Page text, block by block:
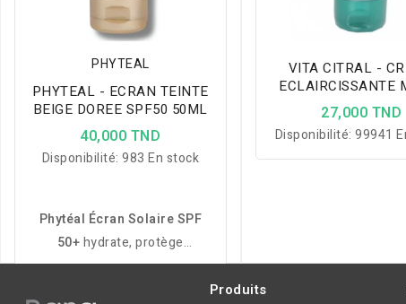
PHYTEAL
PHYTEAL - ECRAN TEINTE
BEIGE DOREE SPF50 50ML
40,000 TND
Disponibilité:983 En stock
Phytéal Écran Solaire SPF
50+hydrate, protège
efficacement les peaux
VITA CITRAL -
ECLAIRCISSANTE
ANTI ÂGE 75ML
27,000 TND
Disponibilité:99941
Produits